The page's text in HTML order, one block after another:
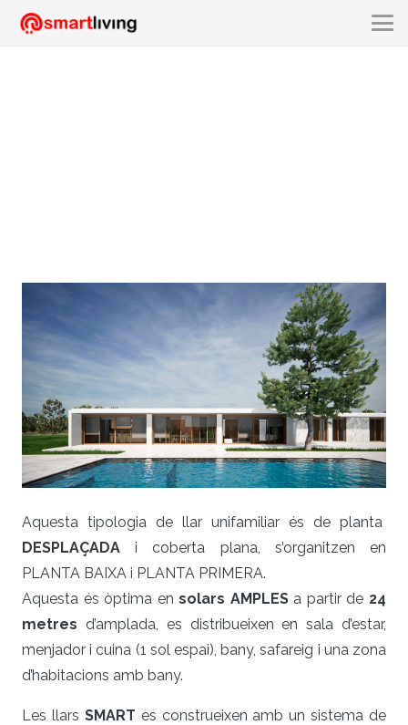
Aquesta tipologia de llar unifamiliar és de planta
DESPLAÇADAi coberta plana, s’organitzen en
PLANTA BAIXA i PLANTA PRIMERA.
Aquesta és òptima ensolars AMPLESa partir de 24
metres d’amplada, es distribueixen en sala d’estar,
menjador i cuina (1 sol espai), bany, safareig i una zona
d’habitacions amb bany.
Les llars SMART es construeixen amb un sistema de